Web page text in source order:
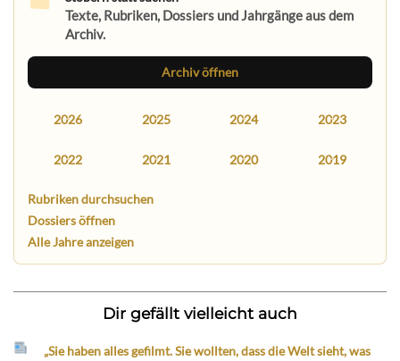
Texte, Rubriken, Dossiers und Jahrgänge aus dem
Archiv.
Archiv öffnen
2026 2025 2024 2023
2022 2021 2020 2019
Rubriken durchsuchen
Dossiers öffnen
Alle Jahre anzeigen
Dir gefällt vielleicht auch
„Sie haben alles gefilmt. Sie wollten, dass die Welt sieht, was